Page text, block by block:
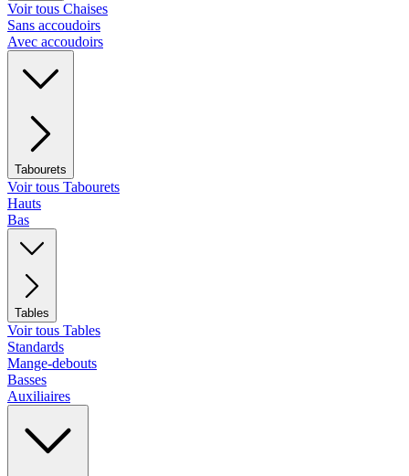
Voir tous Chaises
Sans accoudoirs
Avec accoudoirs
Tabourets
Voir tous Tabourets
Hauts
Bas
Tables
Voir tous Tables
Standards
Mange-debouts
Basses
Auxiliaires